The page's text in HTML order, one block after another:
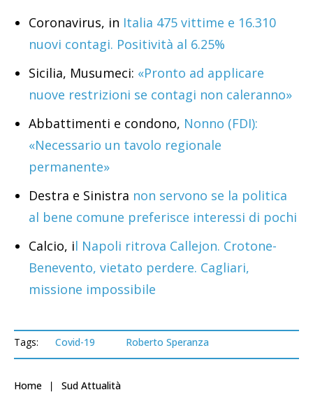
Coronavirus, in Italia 475 vittime e 16.310
nuovi contagi. Positività al 6.25%
Sicilia, Musumeci: «Pronto ad applicare
nuove restrizioni se contagi non caleranno»
Abbattimenti e condono, Nonno (FDI):
«Necessario un tavolo regionale
permanente»
Destra e Sinistra non servono se la politica
al bene comune preferisce interessi di pochi
Calcio, il Napoli ritrova Callejon. Crotone-
Benevento, vietato perdere. Cagliari,
missione impossibile
Tags: Covid-19 Roberto Speranza
Home Sud Attualità